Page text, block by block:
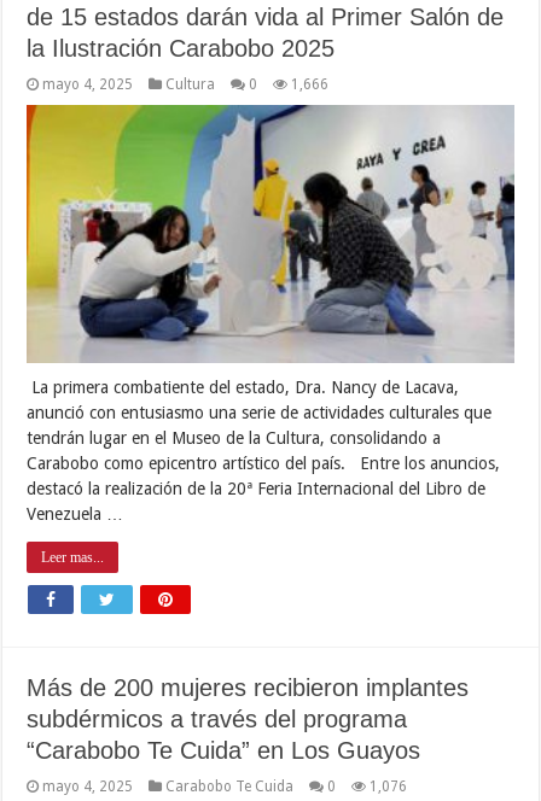
de 15 estados darán vida al Primer Salón de
la Ilustración Carabobo 2025
mayo 4, 2025 Cultura 0 1,666
La primera combatiente del estado, Dra. Nancy de Lacava,
anunció con entusiasmo una serie de actividades culturales que
tendrán lugar en el Museo de la Cultura, consolidando a
Carabobo como epicentro artístico del país. Entre los anuncios,
destacó la realización de la 20ª Feria Internacional del Libro de
Venezuela …
Leer mas...
Más de 200 mujeres recibieron implantes
subdérmicos a través del programa
“Carabobo Te Cuida” en Los Guayos
mayo 4, 2025 Carabobo Te Cuida 0 1,076